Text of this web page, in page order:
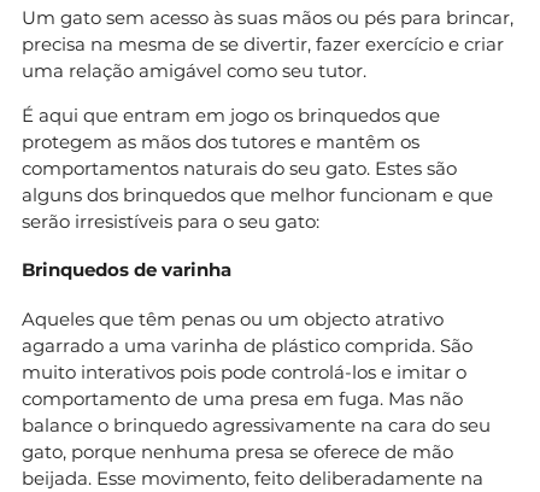
Um gato sem acesso às suas mãos ou pés para brincar,
precisa na mesma de se divertir, fazer exercício e criar
uma relação amigável como seu tutor.
É aqui que entram em jogo os brinquedos que
protegem as mãos dos tutores e mantêm os
comportamentos naturais do seu gato. Estes são
alguns dos brinquedos que melhor funcionam e que
serão irresistíveis para o seu gato:
Brinquedos de varinha
Aqueles que têm penas ou um objecto atrativo
agarrado a uma varinha de plástico comprida. São
muito interativos pois pode controlá-los e imitar o
comportamento de uma presa em fuga. Mas não
balance o brinquedo agressivamente na cara do seu
gato, porque nenhuma presa se oferece de mão
beijada. Esse movimento, feito deliberadamente na